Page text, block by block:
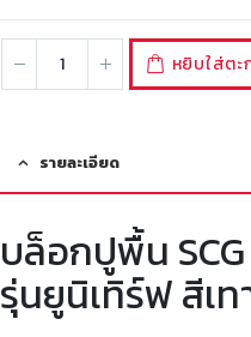
หยิบใส่ตะ
รายละเอียด
บล็อกปูพื้น
รุ่นยูนิเทิร์ฟ สีเท